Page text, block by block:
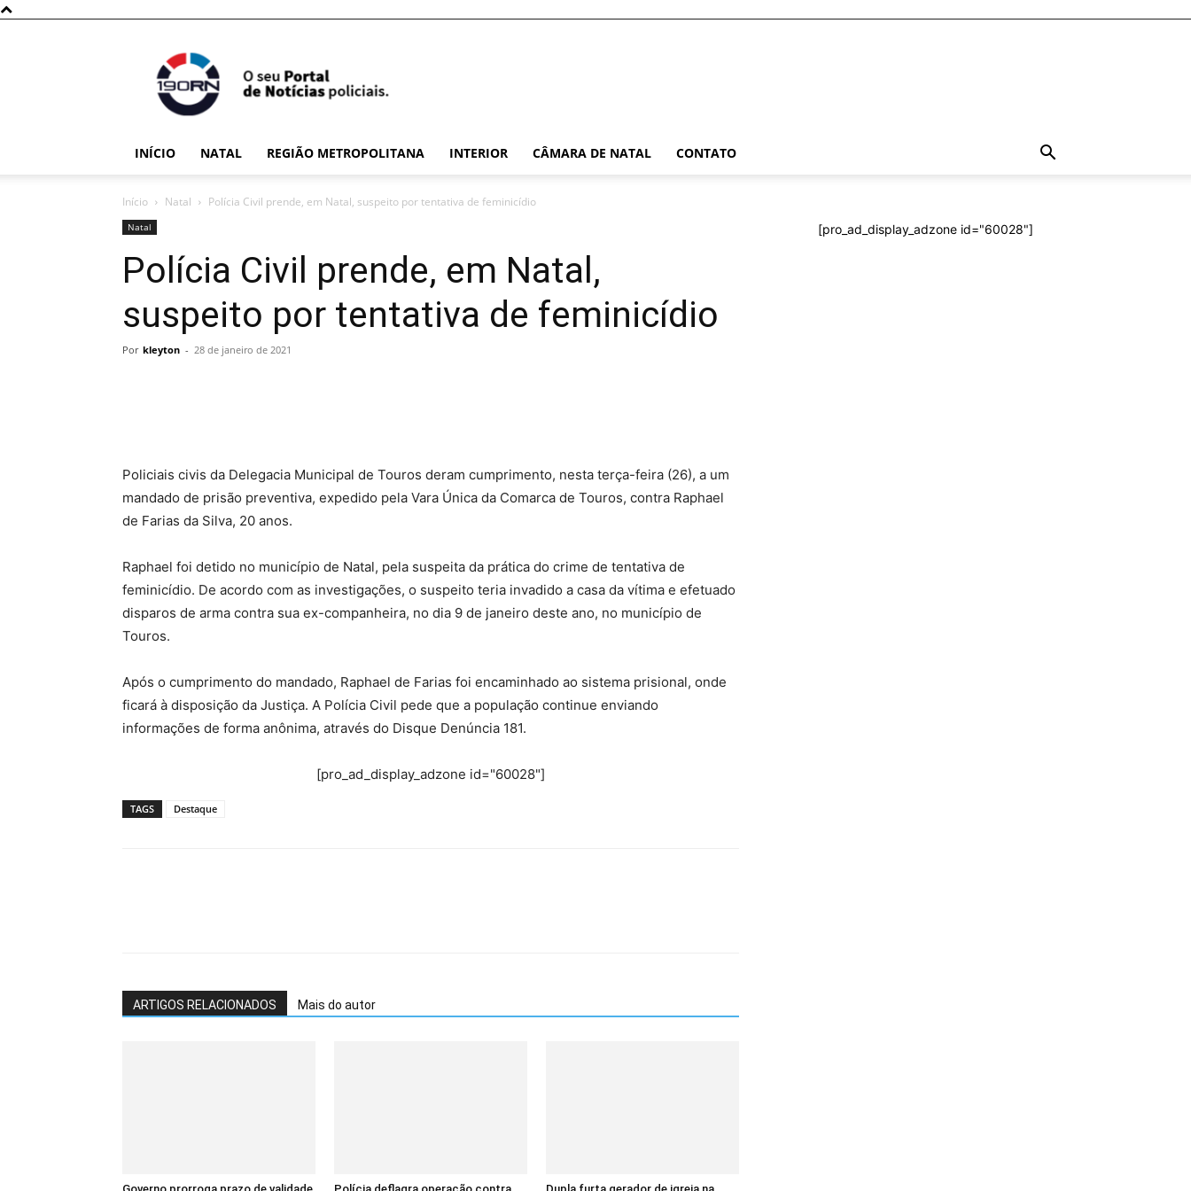
INÍCIO NATAL REGIÃO METROPOLITANA INTERIOR CÂMARA DE NATAL CONTATO
Início Natal Polícia Civil prende, em Natal, suspeito por tentativa de feminicídio
Natal
Polícia Civil prende, em Natal,
suspeito por tentativa de feminicídio
Por kleyton - 28 de janeiro de 2021
Policiais civis da Delegacia Municipal de Touros deram cumprimento, nesta terça-feira (26), a um
mandado de prisão preventiva, expedido pela Vara Única da Comarca de Touros, contra Raphael
de Farias da Silva, 20 anos.
Raphael foi detido no município de Natal, pela suspeita da prática do crime de tentativa de
feminicídio. De acordo com as investigações, o suspeito teria invadido a casa da vítima e efetuado
disparos de arma contra sua ex-companheira, no dia 9 de janeiro deste ano, no município de
Touros.
Após o cumprimento do mandado, Raphael de Farias foi encaminhado ao sistema prisional, onde
ficará à disposição da Justiça. A Polícia Civil pede que a população continue enviando
informações de forma anônima, através do Disque Denúncia 181.
[pro_ad_display_adzone id="60028"]
TAGS Destaque
ARTIGOS RELACIONADOS Mais do autor
[pro_ad_display_adzone id="60028"]